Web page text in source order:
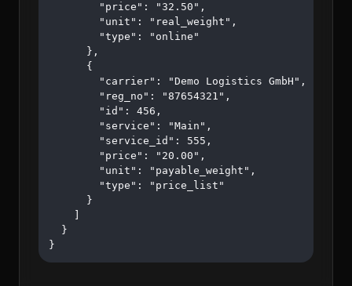
        "price": "32.50",
        "unit": "real_weight",
        "type": "online"
      },
      {
        "carrier": "Demo Logistics GmbH",
        "reg_no": "87654321",
        "id": 456,
        "service": "Main",
        "service_id": 555,
        "price": "20.00",
        "unit": "payable_weight",
        "type": "price_list"
      }
  }
}